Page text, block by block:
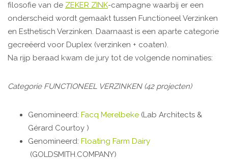
filosofie van de ZEKER ZINK-campagne waarbij er een
onderscheid wordt gemaakt tussen Functioneel Verzinken
en Esthetisch Verzinken. Daarnaast is een aparte categorie
gecreëerd voor Duplex (verzinken + coaten).
Na rijp beraad kwam de jury tot de volgende nominaties:
Categorie FUNCTIONEEL VERZINKEN (42 projecten)
Genomineerd: Facq Merelbeke (Lab Architects &
Gérard Courtoy )
Genomineerd: Floating Farm Dairy
(GOLDSMITH.COMPANY)